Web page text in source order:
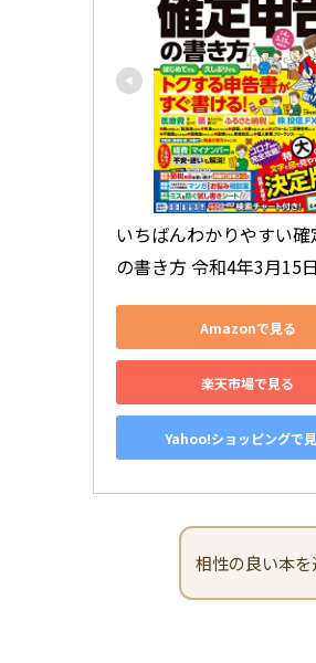
いちばんわかりやすい確
の書き方 令和4年3月15
Amazonで見る
楽天市場で見る
Yahoo!ショッピングで
相性の良い本を